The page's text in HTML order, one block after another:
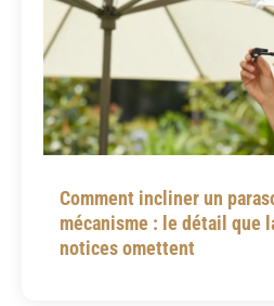
Comment incliner un
mécanisme : le détail que
notices omettent